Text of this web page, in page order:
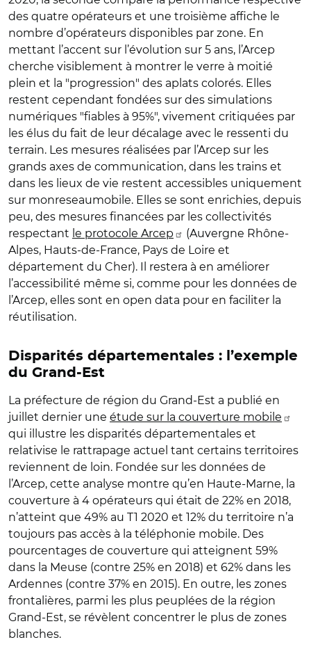
des quatre opérateurs et une troisième affiche le
nombre d’opérateurs disponibles par zone. En
mettant l’accent sur l’évolution sur 5 ans, l’Arcep
cherche visiblement à montrer le verre à moitié
plein et la "progression" des aplats colorés. Elles
restent cependant fondées sur des simulations
numériques "fiables à 95%", vivement critiquées par
les élus du fait de leur décalage avec le ressenti du
terrain. Les mesures réalisées par l’Arcep sur les
grands axes de communication, dans les trains et
dans les lieux de vie restent accessibles uniquement
sur monreseaumobile. Elles se sont enrichies, depuis
peu, des mesures financées par les collectivités
respectant le protocole Arcep
(Auvergne Rhône-
Alpes, Hauts-de-France, Pays de Loire et
département du Cher). Il restera à en améliorer
l’accessibilité même si, comme pour les données de
l’Arcep, elles sont en open data pour en faciliter la
réutilisation.
Disparités départementales : l’exemple
du Grand-Est
La préfecture de région du Grand-Est a publié en
juillet dernier une étude sur la couverture mobile
qui illustre les disparités départementales et
relativise le rattrapage actuel tant certains territoires
reviennent de loin. Fondée sur les données de
l’Arcep, cette analyse montre qu’en Haute-Marne, la
couverture à 4 opérateurs qui était de 22% en 2018,
n’atteint que 49% au T1 2020 et 12% du territoire n’a
toujours pas accès à la téléphonie mobile. Des
pourcentages de couverture qui atteignent 59%
dans la Meuse (contre 25% en 2018) et 62% dans les
Ardennes (contre 37% en 2015). En outre, les zones
frontalières, parmi les plus peuplées de la région
Grand-Est, se révèlent concentrer le plus de zones
blanches.